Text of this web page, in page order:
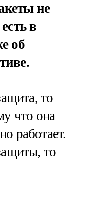
не
в
об
то
что она
работает.
то